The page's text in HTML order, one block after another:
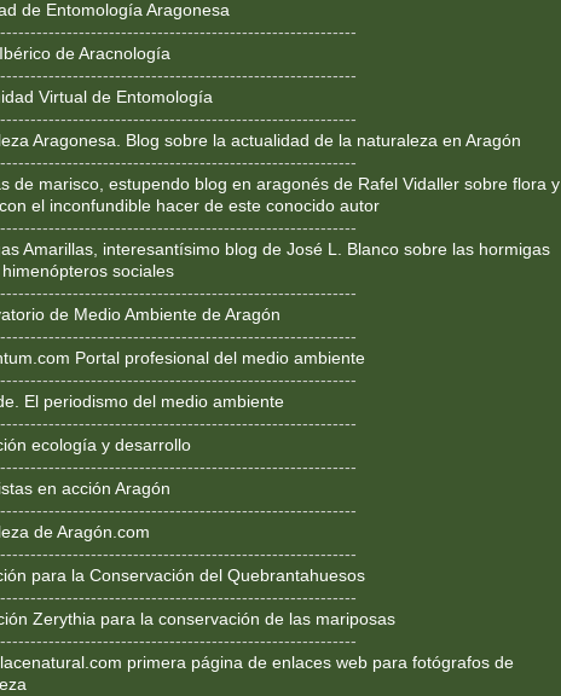
de Entomología Aragonesa
de Aracnología
Virtual de Entomología
Aragonesa. Blog sobre la actualidad de la naturaleza en Aragón
de marisco, estupendo blog en aragonés de Rafel Vidaller sobre flora y
el inconfundible hacer de este conocido autor
Amarillas, interesantísimo blog de José L. Blanco sobre las hormigas
sociales
de Medio Ambiente de Aragón
Portal profesional del medio ambiente
El periodismo del medio ambiente
ecología y desarrollo
en acción Aragón
de Aragón.com
para la Conservación del Quebrantahuesos
Zerythia para la conservación de las mariposas
primera página de enlaces web para fotógrafos de